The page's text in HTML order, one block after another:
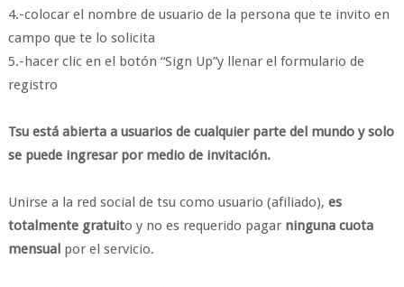
4.-colocar el nombre de usuario de la persona que te invito en
campo que te lo solicita
5.-hacer clic en el botón “Sign Up”y llenar el formulario de
registro
Tsu está abierta a usuarios de cualquier parte del mundo y solo
se puede ingresar por medio de invitación.
Unirse a la red social de tsu como usuario (afiliado), es
totalmente gratuito y no es requerido pagar ninguna cuota
mensual por el servicio.